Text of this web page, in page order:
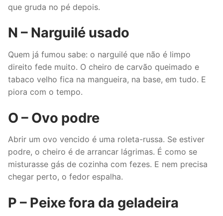
que gruda no pé depois.
N – Narguilé usado
Quem já fumou sabe: o narguilé que não é limpo
direito fede muito. O cheiro de carvão queimado e
tabaco velho fica na mangueira, na base, em tudo. E
piora com o tempo.
O – Ovo podre
Abrir um ovo vencido é uma roleta-russa. Se estiver
podre, o cheiro é de arrancar lágrimas. É como se
misturasse gás de cozinha com fezes. E nem precisa
chegar perto, o fedor espalha.
P – Peixe fora da geladeira